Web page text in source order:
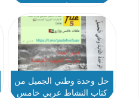
حل وحدة وطني الجميل من
كتاب النشاط عربي خامس